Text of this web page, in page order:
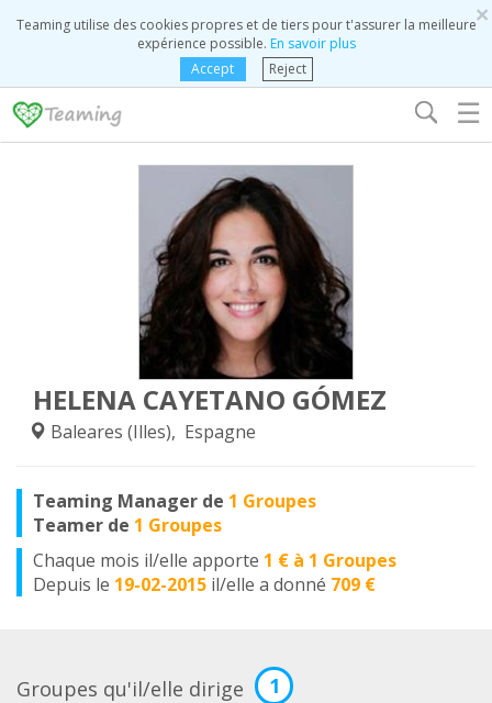
×
Teaming utilise des cookies propres et de tiers pour t'assurer la meilleure
expérience possible. En savoir plus
Accept
Reject
☰
HELENA CAYETANO GÓMEZ
Baleares (Illes), Espagne
Teaming Manager de 1 Groupes
Teamer de 1 Groupes
Chaque mois il/elle apporte 1 € à 1 Groupes
Depuis le 19-02-2015 il/elle a donné 709 €
Groupes qu'il/elle dirige 1